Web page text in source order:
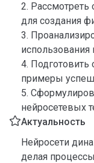
2. Рассмотреть
для создания
3.
использования
4.
примеры
5.
нейросетевых
Актуальность
Нейросети
делая